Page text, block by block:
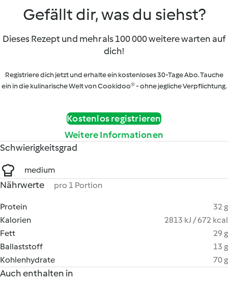
Gefällt dir, was du siehst?
Dieses Rezept und mehr als 100 000 weitere warten auf
dich!
Registriere dich jetzt und erhalte ein kostenloses 30-Tage Abo. Tauche
ein in die kulinarische Welt von Cookidoo® - ohne jegliche Verpflichtung.
Kostenlos registrieren
Weitere Informationen
Schwierigkeitsgrad
medium
Nährwerte pro 1 Portion
Protein
32 g
Kalorien
2813 kJ / 672 kcal
Fett
29 g
Ballaststoff
13 g
Kohlenhydrate
70 g
Auch enthalten in